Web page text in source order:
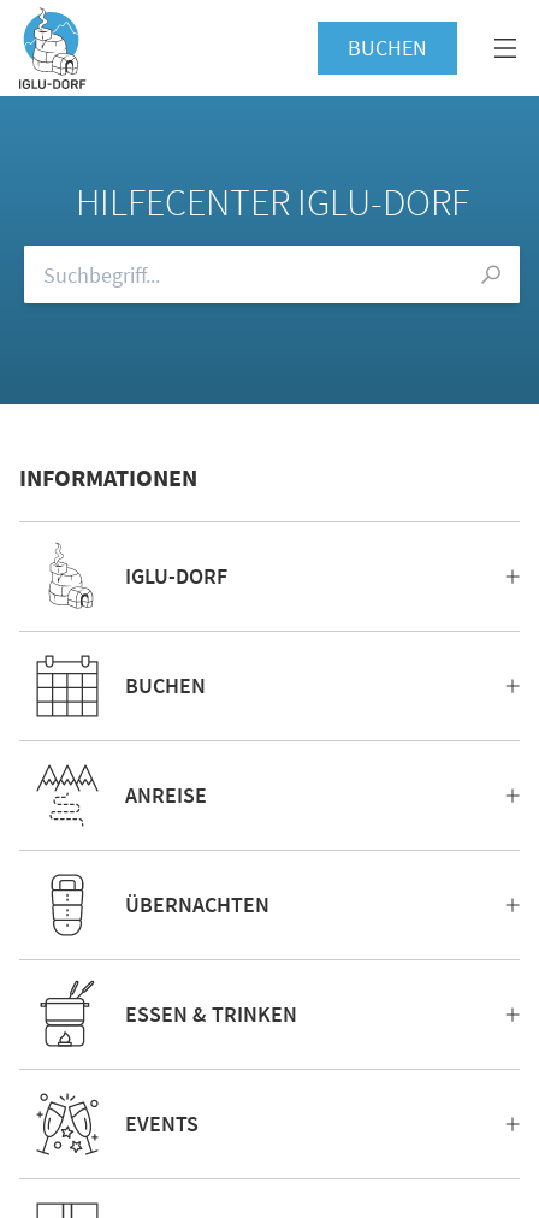
BUCHEN
HILFECENTER IGLU-DORF
INFORMATIONEN
IGLU-DORF
BUCHEN
ANREISE
ÜBERNACHTEN
ESSEN & TRINKEN
EVENTS